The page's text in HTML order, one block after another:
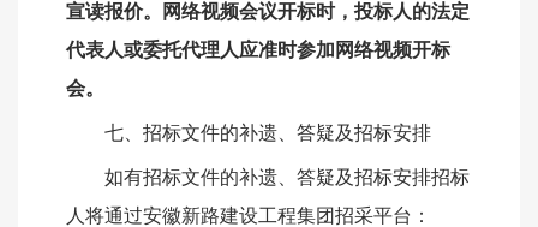
宣读报价。网络视频会议开标时，投标人的法定
代表人或委托代理人应准时参加网络视频开标
会。
七、招标文件的补遗、答疑及招标安排
如有招标文件的补遗、答疑及招标安排招标
人将通过安徽新路建设工程集团招采平台：